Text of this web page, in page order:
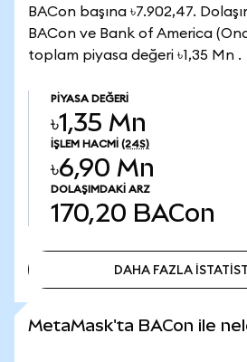
BACon başına ৳7.902,47.
BACon ve Bank of America
toplam piyasa değeri ৳1,35 Mn .
PIYASA DEĞERI
৳1,35 Mn
İŞLEM HACMI (24S)
৳6,90 Mn
DOLAŞIMDAKI ARZ
170,20 BACon
DAHA FAZLA
MetaMask'ta BACon ile